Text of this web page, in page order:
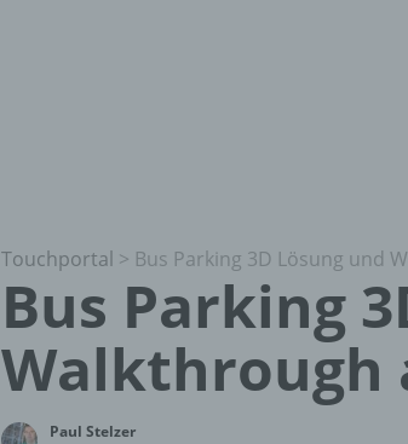
Touchportal > Bus Parking 3D Lösung und
Bus Parking
Walkthrough
Paul Stelzer